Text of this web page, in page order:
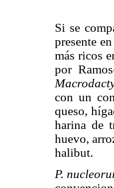
Si se
presente en
más ricos
por
con un
queso,
harina de
huevo,
halibut.
P.